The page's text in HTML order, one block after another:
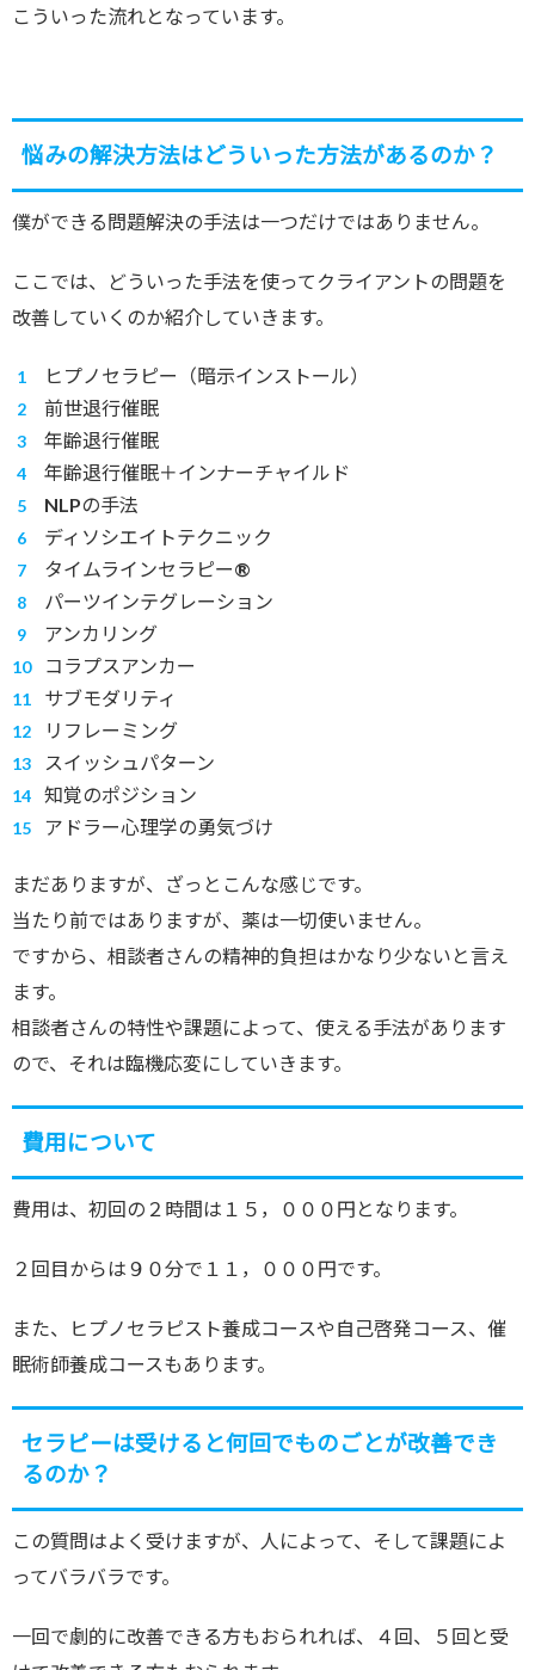
こういった流れとなっています。
悩みの解決方法はどういった方法があるのか？
僕ができる問題解決の手法は一つだけではありません。
ここでは、どういった手法を使ってクライアントの問題を
改善していくのか紹介していきます。
ヒプノセラピー（暗示インストール）
前世退行催眠
年齢退行催眠
年齢退行催眠＋インナーチャイルド
NLPの手法
ディソシエイトテクニック
タイムラインセラピー®
パーツインテグレーション
アンカリング
コラプスアンカー
サブモダリティ
リフレーミング
スイッシュパターン
知覚のポジション
アドラー心理学の勇気づけ
まだありますが、ざっとこんな感じです。
当たり前ではありますが、薬は一切使いません。
ですから、相談者さんの精神的負担はかなり少ないと言え
ます。
相談者さんの特性や課題によって、使える手法があります
ので、それは臨機応変にしていきます。
費用について
費用は、初回の２時間は１５，０００円となります。
２回目からは９０分で１１，０００円です。
また、ヒプノセラピスト養成コースや自己啓発コース、催
眠術師養成コースもあります。
セラピーは受けると何回でものごとが改善でき
るのか？
この質問はよく受けますが、人によって、そして課題によ
ってバラバラです。
一回で劇的に改善できる方もおられれば、４回、５回と受